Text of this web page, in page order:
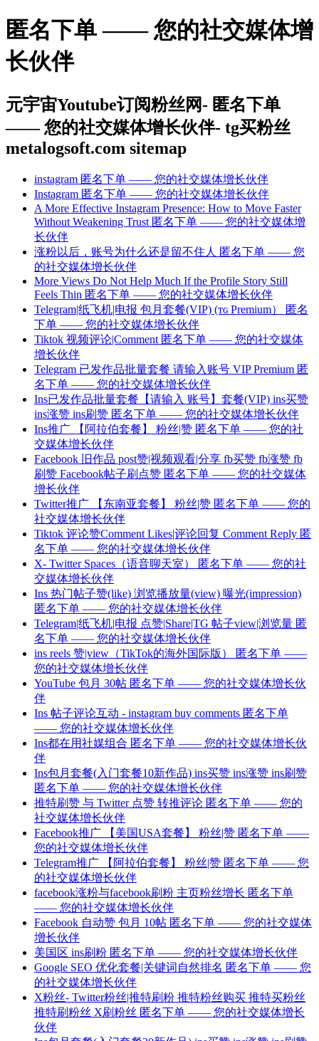
匿名下单 —— 您的社交媒体增
长伙伴
元宇宙Youtube订阅粉丝网- 匿名下单
—— 您的社交媒体增长伙伴- tg买粉丝
metalogsoft.com sitemap
instagram 匿名下单 —— 您的社交媒体增长伙伴
Instagram 匿名下单 —— 您的社交媒体增长伙伴
A More Effective Instagram Presence: How to Move Faster
Without Weakening Trust 匿名下单 —— 您的社交媒体增
长伙伴
涨粉以后，账号为什么还是留不住人 匿名下单 —— 您
的社交媒体增长伙伴
More Views Do Not Help Much If the Profile Story Still
Feels Thin 匿名下单 —— 您的社交媒体增长伙伴
Telegram|纸飞机|电报 包月套餐(VIP) (ᴛɢ Premium） 匿名
下单 —— 您的社交媒体增长伙伴
Tiktok 视频评论|Comment 匿名下单 —— 您的社交媒体
增长伙伴
Telegram 已发作品批量套餐 请输入账号 VIP Premium 匿
名下单 —— 您的社交媒体增长伙伴
Ins已发作品批量套餐【请输入 账号】套餐(VIP) ins买赞
ins涨赞 ins刷赞 匿名下单 —— 您的社交媒体增长伙伴
Ins推广 【阿拉伯套餐】 粉丝|赞 匿名下单 —— 您的社
交媒体增长伙伴
Facebook 旧作品 post赞|视频观看|分享 fb买赞 fb涨赞 fb
刷赞 Facebook帖子刷点赞 匿名下单 —— 您的社交媒体
增长伙伴
Twitter推广 【东南亚套餐】 粉丝|赞 匿名下单 —— 您的
社交媒体增长伙伴
Tiktok 评论赞Comment Likes|评论回复 Comment Reply 匿
名下单 —— 您的社交媒体增长伙伴
X- Twitter Spaces（语音聊天室） 匿名下单 —— 您的社
交媒体增长伙伴
Ins 热门帖子赞(like) 浏览播放量(view) 曝光(impression)
匿名下单 —— 您的社交媒体增长伙伴
Telegram|纸飞机|电报 点赞|Share|TG 帖子view|浏览量 匿
名下单 —— 您的社交媒体增长伙伴
ins reels 赞|view（TikTok的海外国际版） 匿名下单 ——
您的社交媒体增长伙伴
YouTube 包月 30帖 匿名下单 —— 您的社交媒体增长伙
伴
Ins 帖子评论互动 - instagram buy comments 匿名下单
—— 您的社交媒体增长伙伴
Ins都在用社媒组合 匿名下单 —— 您的社交媒体增长伙
伴
Ins包月套餐(入门套餐10新作品) ins买赞 ins涨赞 ins刷赞
匿名下单 —— 您的社交媒体增长伙伴
推特刷赞 与 Twitter 点赞 转推评论 匿名下单 —— 您的
社交媒体增长伙伴
Facebook推广 【美国USA套餐】 粉丝|赞 匿名下单 ——
您的社交媒体增长伙伴
Telegram推广 【阿拉伯套餐】 粉丝|赞 匿名下单 —— 您
的社交媒体增长伙伴
facebook涨粉与facebook刷粉 主页粉丝增长 匿名下单
—— 您的社交媒体增长伙伴
Facebook 自动赞 包月 10帖 匿名下单 —— 您的社交媒体
增长伙伴
美国区 ins刷粉 匿名下单 —— 您的社交媒体增长伙伴
Google SEO 优化套餐|关键词自然排名 匿名下单 —— 您
的社交媒体增长伙伴
X粉丝- Twitter粉丝|推特刷粉 推特粉丝购买 推特买粉丝
推特刷粉丝 X刷粉丝 匿名下单 —— 您的社交媒体增长
伙伴